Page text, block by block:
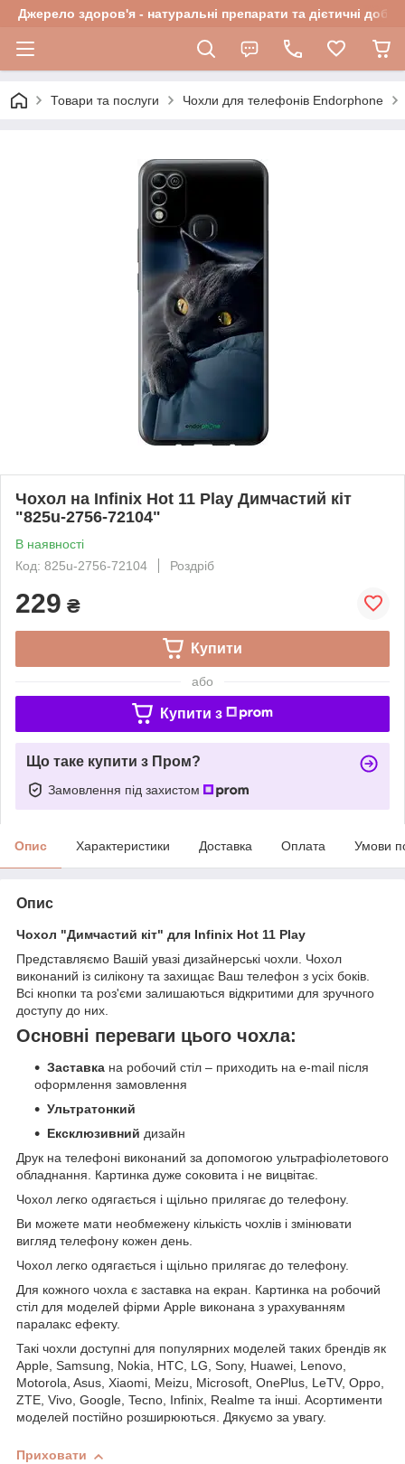
Джерело здоров'я - натуральні препарати та дієтичні
Товари та послуги Чохли для телефонів Endorphone
Чохол на Infinix Hot 11 Play Димчастий кіт
"825u-2756-72104"
В наявності
Код: 825u-2756-72104
Роздріб
229 ₴
Купити
або
Купити з
Що таке купити з Пром?
Замовлення під захистом
Опис Характеристики Доставка Оплата Умови
Опис
Чохол "Димчастий кіт" для Infinix Hot 11 Play
Представляємо Вашій увазі дизайнерські чохли. Чохол
виконаний із силікону та захищає Ваш телефон з усіх боків.
Всі кнопки та роз'єми залишаються відкритими для зручного
доступу до них.
Основні переваги цього чохла:
Заставка на робочий стіл – приходить на e-mail після
оформлення замовлення
Ультратонкий
Ексклюзивний дизайн
Друк на телефоні виконаний за допомогою ультрафіолетового
обладнання. Картинка дуже соковита і не вицвітає.
Чохол легко одягається і щільно прилягає до телефону.
Ви можете мати необмежену кількість чохлів і змінювати
вигляд телефону кожен день.
Чохол легко одягається і щільно прилягає до телефону.
Для кожного чохла є заставка на екран. Картинка на робочий
стіл для моделей фірми Apple виконана з урахуванням
паралакс ефекту.
Такі чохли доступні для популярних моделей таких брендів як
Apple, Samsung, Nokia, HTC, LG, Sony, Huawei, Lenovo,
Motorola, Asus, Xiaomi, Meizu, Microsoft, OnePlus, LeTV, Oppo,
ZTE, Vivo, Google, Tecno, Infinix, Realme та інші. Асортименти
моделей постійно розширюються. Дякуємо за увагу.
Приховати